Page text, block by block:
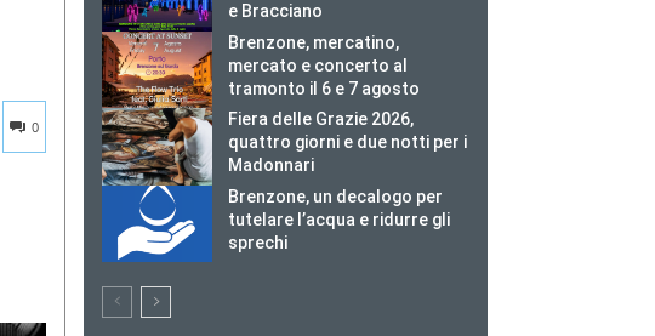
0
e Bracciano
Brenzone, mercatino,
mercato e concerto al
tramonto il 6 e 7 agosto
Fiera delle Grazie 2026,
quattro giorni e due notti per i
Madonnari
Brenzone, un decalogo per
tutelare l’acqua e ridurre gli
sprechi